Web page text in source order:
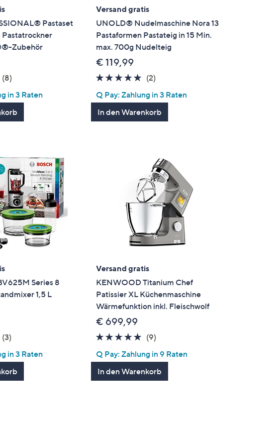
Pastaset
Pastatrockner
Zubehör
5.0
5
(8)
in 3 Raten
Versand gratis
UNOLD® Nudelmaschine Nora 13
Pastaformen Pastateig in 15 Min.
max. 700g Nudelteig
€ 119,99
5.0
5
(2)
Q Pay: Zahlung in 3 Raten
In den Warenkorb
Series 8
1,5 L
5.0
5
(3)
in 3 Raten
Versand gratis
KENWOOD Titanium Chef
Patissier XL Küchenmaschine
Wärmefunktion inkl. Fleischwolf
€ 699,99
5.0
5
(9)
Q Pay: Zahlung in 9 Raten
In den Warenkorb